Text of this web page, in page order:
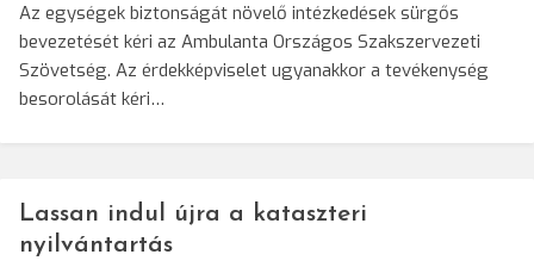
Az egységek biztonságát növelő intézkedések sürgős
bevezetését kéri az Ambulanta Országos Szakszervezeti
Szövetség. Az érdekképviselet ugyanakkor a tevékenység
besorolását kéri…
Lassan indul újra a kataszteri
nyilvántartás